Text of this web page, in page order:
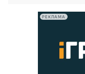
РЕКЛАМА